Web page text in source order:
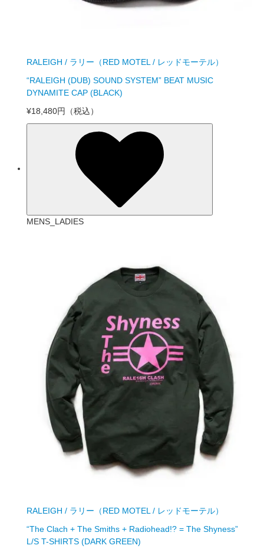
RALEIGH / ラリー（RED MOTEL / レッドモーテル）
“RALEIGH (DUB) SOUND SYSTEM” BEAT MUSIC
DYNAMITE CAP (BLACK)
¥18,480円
（税込）
MENS_LADIES
RALEIGH / ラリー（RED MOTEL / レッドモーテル）
“The Clach + The Smiths + Radiohead!? = The Shyness”
L/S T-SHIRTS (DARK GREEN)